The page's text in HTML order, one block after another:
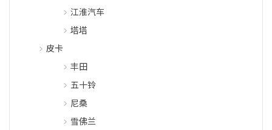
江淮汽车
塔塔
皮卡
丰田
五十铃
尼桑
雪佛兰